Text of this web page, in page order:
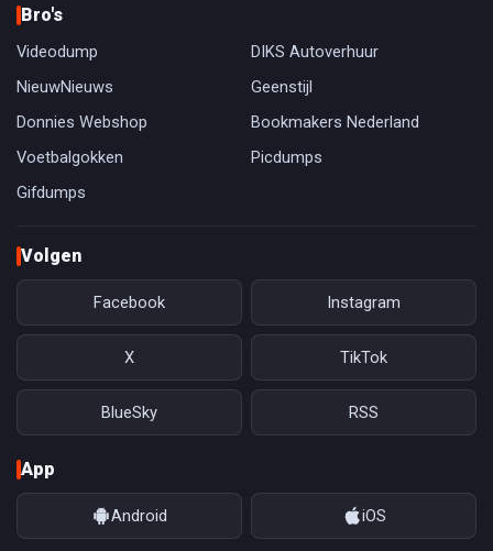
Bro's
Videodump
DIKS Autoverhuur
NieuwNieuws
Geenstijl
Donnies Webshop
Bookmakers Nederland
Voetbalgokken
Picdumps
Gifdumps
Volgen
Facebook Instagram
X TikTok
BlueSky RSS
App
Android iOS